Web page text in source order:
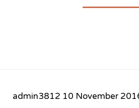
admin3812 10 November